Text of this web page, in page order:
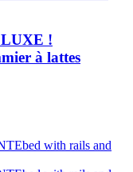
!
à lattes